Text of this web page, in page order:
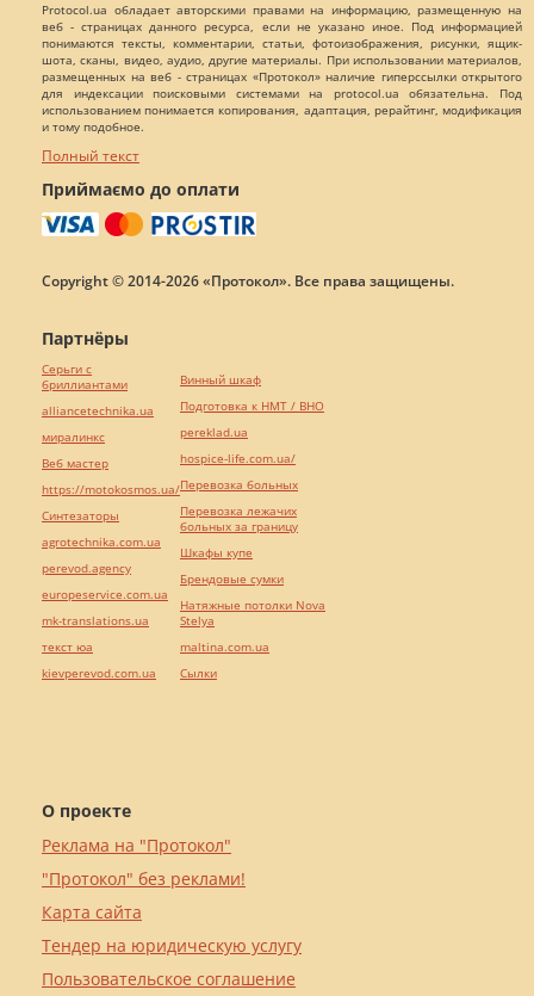
Protocol.ua обладает авторскими правами на информацию, размещенную на
веб - страницах данного ресурса, если не указано иное. Под информацией
понимаются тексты, комментарии, статьи, фотоизображения, рисунки, ящик-
шота, сканы, видео, аудио, другие материалы. При использовании материалов,
размещенных на веб - страницах «Протокол» наличие гиперссылки открытого
для индексации поисковыми системами на protocol.ua обязательна. Под
использованием понимается копирования, адаптация, рерайтинг, модификация
и тому подобное.
Полный текст
Приймаємо до оплати
Copyright © 2014-2026 «Протокол». Все права защищены.
О проекте
Реклама на "Протокол"
"Протокол" без реклами!
Карта сайта
Тендер на юридическую услугу
Пользовательское соглашение
Партнёры
Серьги с
бриллиантами
alliancetechnika.ua
миралинкс
Веб мастер
https://motokosmos.ua/
Синтезаторы
agrotechnika.com.ua
perevod.agency
europeservice.com.ua
mk-translations.ua
текст юа
kievperevod.com.ua
Винный шкаф
Подготовка к НМТ / ВНО
pereklad.ua
hospice-life.com.ua/
Перевозка больных
Перевозка лежачих
больных за границу
Шкафы купе
Брендовые сумки
Натяжные потолки Nova
Stelya
maltina.com.ua
Cылки